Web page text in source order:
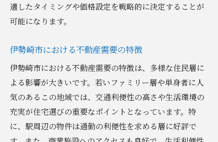
地元の成功事例から学ぶ売却戦略
成功事例に見る効果的な価格設定法
地域特性を活かした売却成功のポイント
成功事例に基づく市場価値向上の方法
地元の成功事例を活用した売却戦略の策定
適したタイミングや価格設定を戦略的に決定することが
可能になります。
伊勢崎市における不動産需要の特徴
伊勢崎市における不動産需要の特徴は、多様な住民層に
よる影響が大きいです。若いファミリー層や単身者に人
気のあるこの地域では、交通利便性の高さや生活環境の
充実が住宅選びの重要なポイントとなっています。特
に、駅周辺の物件は通勤の利便性を求める層に好評で